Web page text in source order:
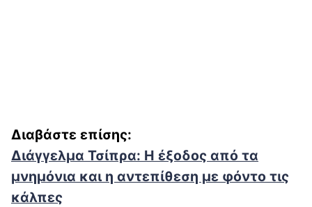
Διαβάστε επίσης:
Διάγγελμα Τσίπρα: Η έξοδος από τα
μνημόνια και η αντεπίθεση με φόντο τις
κάλπες